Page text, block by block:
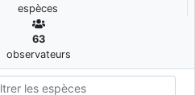
espèces
63
observateurs